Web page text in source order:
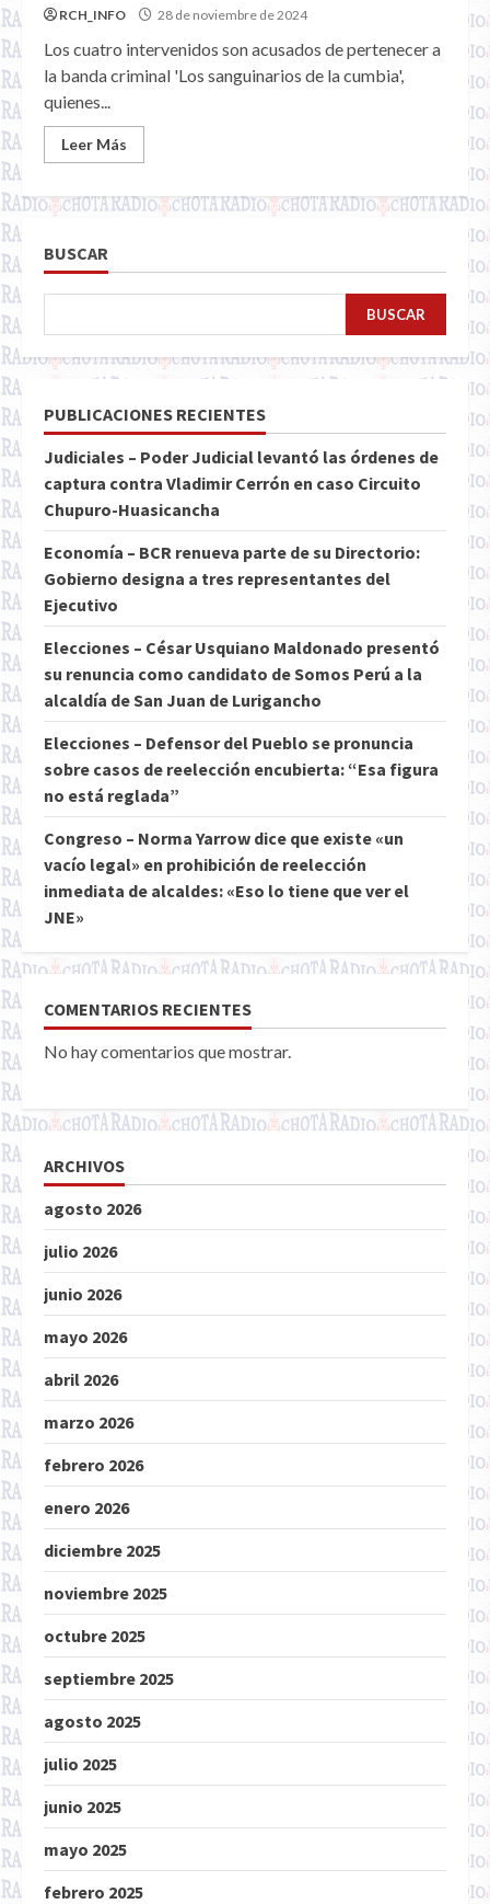
RCH_INFO 28 de noviembre de 2024
Los cuatro intervenidos son acusados de pertenecer a
la banda criminal 'Los sanguinarios de la cumbia',
quienes...
Leer Más
BUSCAR
BUSCAR
PUBLICACIONES RECIENTES
Judiciales – Poder Judicial levantó las órdenes de
captura contra Vladimir Cerrón en caso Circuito
Chupuro-Huasicancha
Economía – BCR renueva parte de su Directorio:
Gobierno designa a tres representantes del
Ejecutivo
Elecciones – César Usquiano Maldonado presentó
su renuncia como candidato de Somos Perú a la
alcaldía de San Juan de Lurigancho
Elecciones – Defensor del Pueblo se pronuncia
sobre casos de reelección encubierta: “Esa figura
no está reglada”
Congreso – Norma Yarrow dice que existe «un
vacío legal» en prohibición de reelección
inmediata de alcaldes: «Eso lo tiene que ver el
JNE»
COMENTARIOS RECIENTES
No hay comentarios que mostrar.
ARCHIVOS
agosto 2026
julio 2026
junio 2026
mayo 2026
abril 2026
marzo 2026
febrero 2026
enero 2026
diciembre 2025
noviembre 2025
octubre 2025
septiembre 2025
agosto 2025
julio 2025
junio 2025
mayo 2025
febrero 2025